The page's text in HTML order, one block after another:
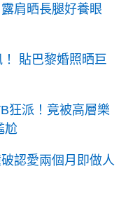
肩晒長腿好養眼
貼巴黎婚照晒巨
狂派！竟被高層樂
尬
認愛兩個月即做人